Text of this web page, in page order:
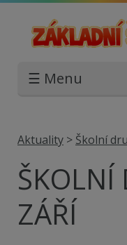
☰ Menu
Aktuality > Školní
ŠKOLNÍ
ZÁŘÍ